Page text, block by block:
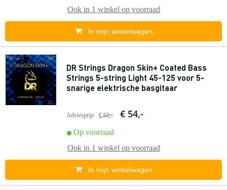
Ook in 1 winkel op voorraad
In mijn winkelwagen
DR Strings Dragon Skin+ Coated Bass
Strings 5-string Light 45-125 voor 5-
snarige elektrische basgitaar
Adviesprijs € 62,- € 54,-
Op voorraad
Ook in 1 winkel op voorraad
In mijn winkelwagen